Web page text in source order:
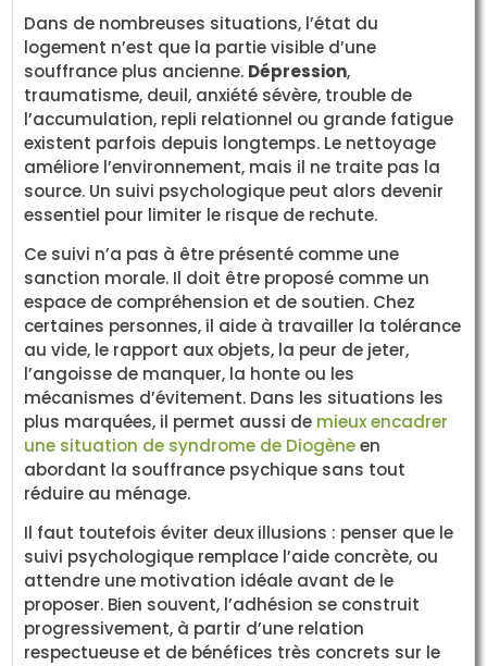
Dans de nombreuses situations, l’état du
logement n’est que la partie visible d’une
souffrance plus ancienne. Dépression,
traumatisme, deuil, anxiété sévère, trouble de
l’accumulation, repli relationnel ou grande fatigue
existent parfois depuis longtemps. Le nettoyage
améliore l’environnement, mais il ne traite pas la
source. Un suivi psychologique peut alors devenir
essentiel pour limiter le risque de rechute.
Ce suivi n’a pas à être présenté comme une
sanction morale. Il doit être proposé comme un
espace de compréhension et de soutien. Chez
certaines personnes, il aide à travailler la tolérance
au vide, le rapport aux objets, la peur de jeter,
l’angoisse de manquer, la honte ou les
mécanismes d’évitement. Dans les situations les
plus marquées, il permet aussi de mieux encadrer
une situation de syndrome de Diogèneen
abordant la souffrance psychique sans tout
réduire au ménage.
Il faut toutefois éviter deux illusions : penser que le
suivi psychologique remplace l’aide concrète, ou
attendre une motivation idéale avant de le
proposer. Bien souvent, l’adhésion se construit
progressivement, à partir d’une relation
respectueuse et de bénéfices très concrets sur le